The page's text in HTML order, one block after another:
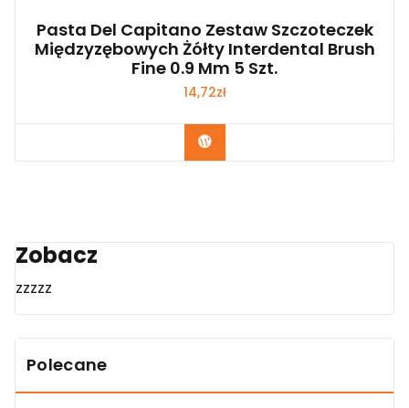
Pasta Del Capitano Zestaw Szczoteczek
Międzyzębowych Żółty Interdental Brush
Fine 0.9 Mm 5 Szt.
14,72zł
Zobacz
Zobacz
zzzzz
Polecane